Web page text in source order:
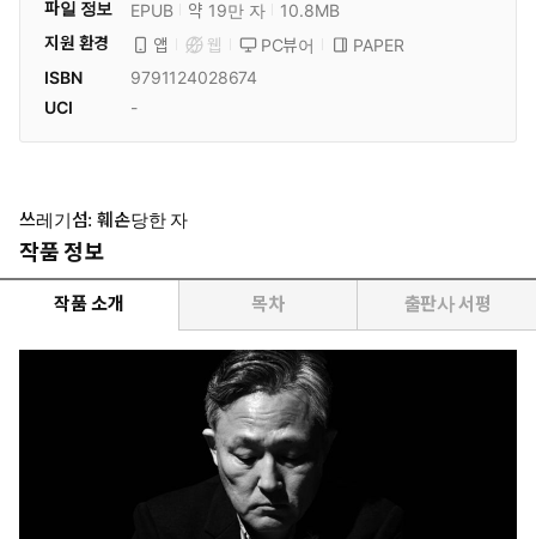
파일 정보
EPUB 약 19만 자
10.8MB
지원 환경
앱 웹 PC뷰어
PAPER
ISBN
9791124028674
UCI
-
쓰레기섬: 훼손당한 자
작품 정보
작품 소개 목차 출판사 서평